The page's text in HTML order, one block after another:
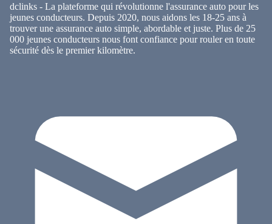
dclinks - La plateforme qui révolutionne l'assurance auto pour les
jeunes conducteurs. Depuis 2020, nous aidons les 18-25 ans à
trouver une assurance auto simple, abordable et juste. Plus de 25
000 jeunes conducteurs nous font confiance pour rouler en toute
sécurité dès le premier kilomètre.